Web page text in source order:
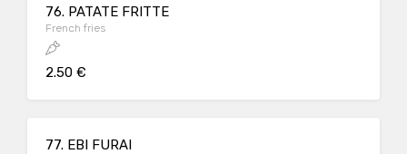
76. PATATE FRITTE
French fries
2.50 €
77. EBI FURAI